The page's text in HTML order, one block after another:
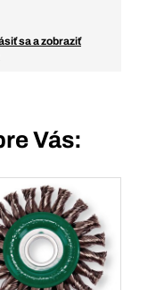
sa a zobraziť
Vás: